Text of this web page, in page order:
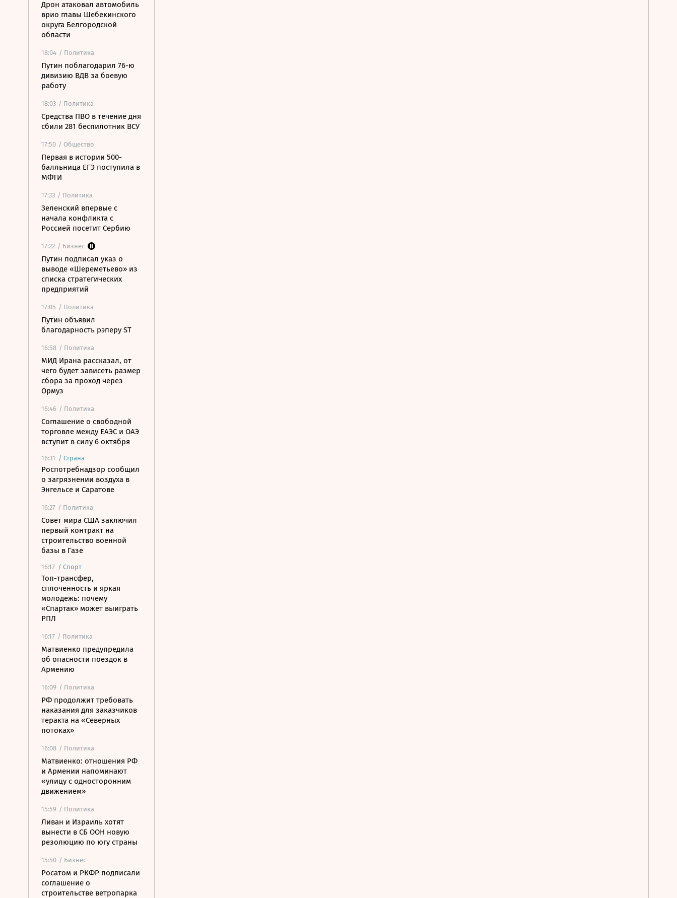
Дрон атаковал автомобиль
врио главы Шебекинского
округа Белгородской
области
18:04 / Политика
Путин поблагодарил 76-ю
дивизию ВДВ за боевую
работу
18:03 / Политика
Средства ПВО в течение дня
сбили 281 беспилотник ВСУ
17:50 / Общество
Первая в истории 500-
балльница ЕГЭ поступила в
МФТИ
17:33 / Политика
Зеленский впервые с
начала конфликта с
Россией посетит Сербию
17:22 / Бизнес
Путин подписал указ о
выводе «Шереметьево» из
списка стратегических
предприятий
17:05 / Политика
Путин объявил
благодарность рэперу ST
16:58 / Политика
МИД Ирана рассказал, от
чего будет зависеть размер
сбора за проход через
Ормуз
16:46 / Политика
Соглашение о свободной
торговле между ЕАЭС и ОАЭ
вступит в силу 6 октября
16:31 / Страна
Роспотребнадзор сообщил
о загрязнении воздуха в
Энгельсе и Саратове
16:27 / Политика
Совет мира США заключил
первый контракт на
строительство военной
базы в Газе
16:17 / Спорт
Топ-трансфер,
сплоченность и яркая
молодежь: почему
«Спартак» может выиграть
РПЛ
16:17 / Политика
Матвиенко предупредила
об опасности поездок в
Армению
16:09 / Политика
РФ продолжит требовать
наказания для заказчиков
теракта на «Северных
потоках»
16:08 / Политика
Матвиенко: отношения РФ
и Армении напоминают
«улицу с односторонним
движением»
15:59 / Политика
Ливан и Израиль хотят
вынести в СБ ООН новую
резолюцию по югу страны
15:50 / Бизнес
Росатом и РКФР подписали
соглашение о
строительстве ветропарка